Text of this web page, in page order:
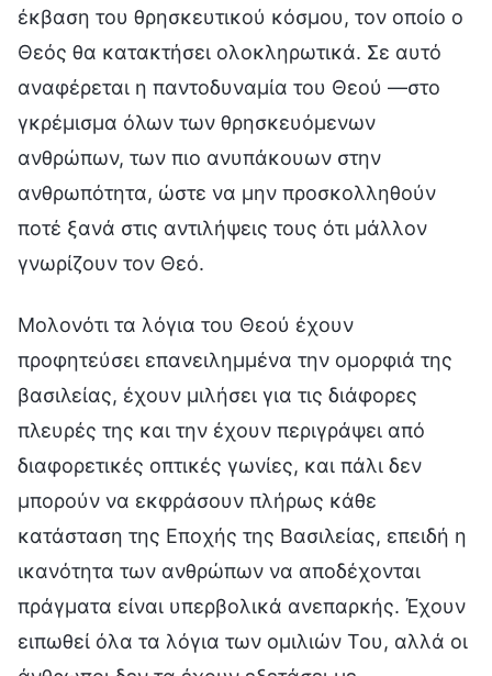
έκβαση του θρησκευτικού κόσμου, τον οποίο ο
Θεός θα κατακτήσει ολοκληρωτικά. Σε αυτό
αναφέρεται η παντοδυναμία του Θεού —στο
γκρέμισμα όλων των θρησκευόμενων
ανθρώπων, των πιο ανυπάκουων στην
ανθρωπότητα, ώστε να μην προσκολληθούν
ποτέ ξανά στις αντιλήψεις τους ότι μάλλον
γνωρίζουν τον Θεό.
Μολονότι τα λόγια του Θεού έχουν
προφητεύσει επανειλημμένα την ομορφιά της
βασιλείας, έχουν μιλήσει για τις διάφορες
πλευρές της και την έχουν περιγράψει από
διαφορετικές οπτικές γωνίες, και πάλι δεν
μπορούν να εκφράσουν πλήρως κάθε
κατάσταση της Εποχής της Βασιλείας, επειδή η
ικανότητα των ανθρώπων να αποδέχονται
πράγματα είναι υπερβολικά ανεπαρκής. Έχουν
ειπωθεί όλα τα λόγια των ομιλιών Του, αλλά οι